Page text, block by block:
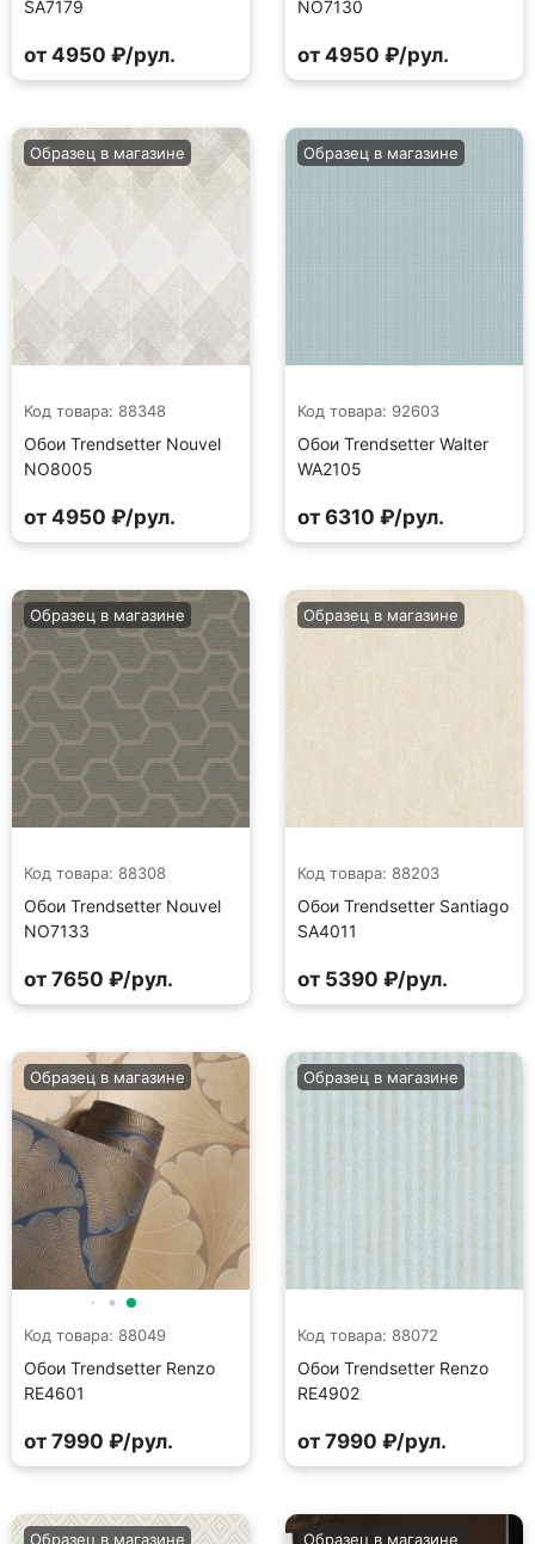
SA7179
от 4950 ₽/рул.
NO7130
от 4950 ₽/рул.
Код товара: 88348
Обои Trendsetter Nouvel
NO8005
Образец в магазине
от 4950 ₽/рул.
Код товара: 92603
Обои Trendsetter Walter
WA2105
Образец в магазине
от 6310 ₽/рул.
Код товара: 88308
Обои Trendsetter Nouvel
NO7133
Образец в магазине
от 7650 ₽/рул.
Код товара: 88203
Обои Trendsetter Santiago
SA4011
Образец в магазине
от 5390 ₽/рул.
Код товара: 88049
Обои Trendsetter Renzo
RE4601
Образец в магазине
от 7990 ₽/рул.
Код товара: 88072
Обои Trendsetter Renzo
RE4902
Образец в магазине
от 7990 ₽/рул.
Образец в магазине Образец в магазине